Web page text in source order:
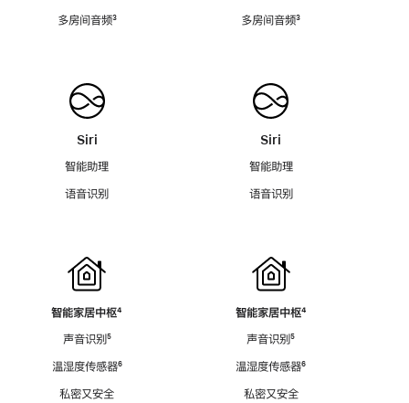
多房间音频脚
³
Siri
智能助理
语音识别
智能家居中枢脚
⁴
声音识别脚
⁵
温湿度传感器脚
⁶
私密又安全
多房间音频脚
³
Siri
智能助理
语音识别
智能家居中枢脚
⁴
声音识别脚
⁵
温湿度传感器脚
⁶
私密又安全